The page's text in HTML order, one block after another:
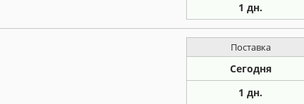
1 дн.
Поставка
Сегодня
1 дн.